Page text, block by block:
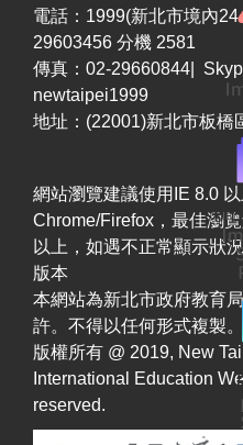
電話：1999(新北市境內
29603456 分機 2581
傳真：02-29660844|
newtaipei1999
地址：(22001)新北市板
網站瀏覽建議使用IE 8.0
Chrome/Firefox，最佳瀏
以上，如遇不正常顯示狀
版本
本網站為新北市政府教育
許。不得以任何形式複製。
版權所有 @ 2019, New
International Education
reserved.